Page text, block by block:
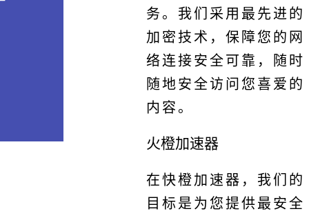
务。我们采用最先进的
加密技术，保障您的网
络连接安全可靠，随时
随地安全访问您喜爱的
内容。
火橙加速器
在快橙加速器，我们的
目标是为您提供最安全